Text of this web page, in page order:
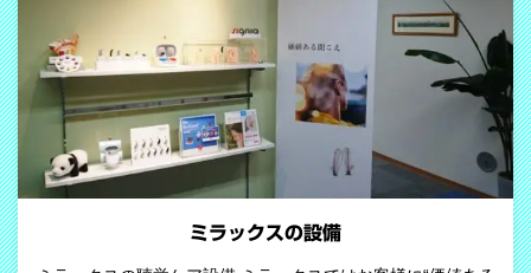
ミラックスの設備